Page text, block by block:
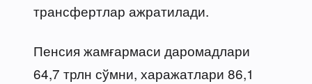
трансфертлар ажратилади.
Пенсия жамғармаси даромадлари
64,7 трлн сўмни, харажатлари 86,1